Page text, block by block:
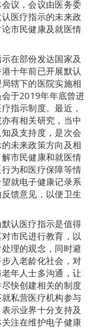
议，会议由医务委
医疗指示的未来政
市民健康及就医情
在部份发达国家及
十年前已开展默认
辖下的医院实施相
于2019年年底曾进
指示制度。最近，
有相关研究，当中
及支持度，是次会
未来政策方向及相
市民健康和就医情
为和医疗保障等情
就电子健康记录系
馈意见，以便卫生
认医疗指示是值得
市民进行教育，以
理的观念，同时避
入老龄化社会，对
年人士多沟通，让
快创建相关的制度
私营医疗机构参与
示业界十分支持及
注在维护电子健康